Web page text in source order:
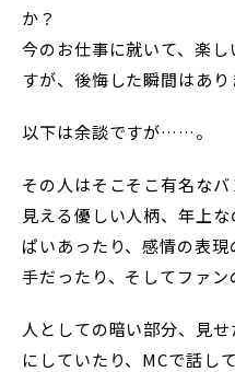
か？
今のお仕事に就いて、楽
すが、後悔した瞬間はあり
以下は余談ですが……。
その人はそこそこ有名な
見える優しい人柄、年上
ぱいあったり、感情の表
手だったり、そしてファン
人としての暗い部分、見
にしていたり、MCで話し